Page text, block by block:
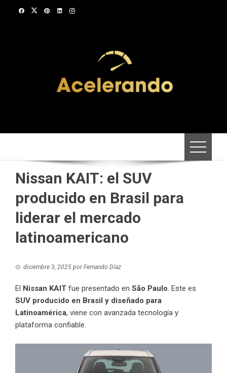
Nissan KAIT: el SUV
producido en Brasil para
liderar el mercado
latinoamericano
diciembre 3, 2025 porFernando Díaz
El Nissan KAIT fue presentado en São Paulo. Este es
SUV producido en Brasil y diseñado para
Latinoamérica, viene con avanzada tecnología y
plataforma confiable.